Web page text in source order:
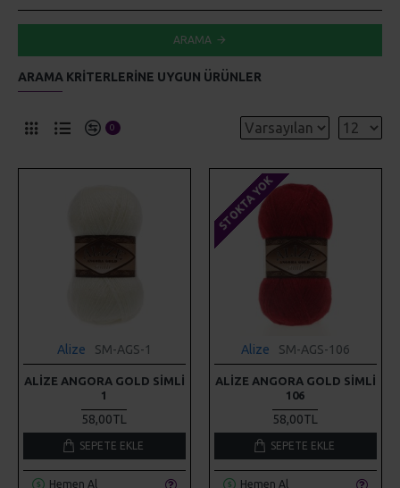
ARAMA
ARAMA KRITERLERINE UYGUN ÜRÜNLER
0
Alize SM-AGS-1
ALIZE ANGORA GOLD SIMLI
1
58,00TL
SEPETE EKLE
Hemen Al
STOKTA YOK
Alize SM-AGS-106
ALIZE ANGORA GOLD SIMLI
106
58,00TL
SEPETE EKLE
Hemen Al